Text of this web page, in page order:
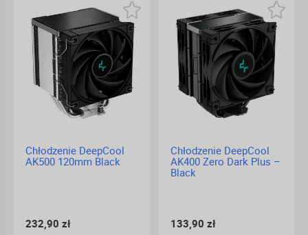
Chłodzenie DeepCool
AK500 120mm Black
232,90 zł
Chłodzenie DeepCool
AK400 Zero Dark Plus –
Black
133,90 zł